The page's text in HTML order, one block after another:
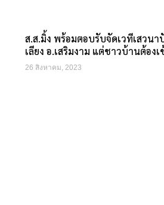
ส.ส.มิ้ง พร้อมตอบรับจัดเวทีเสวน
เลียง อ.เสริมงาม แต่ชาวบ้านต้อง
26 สิงหาคม, 2023